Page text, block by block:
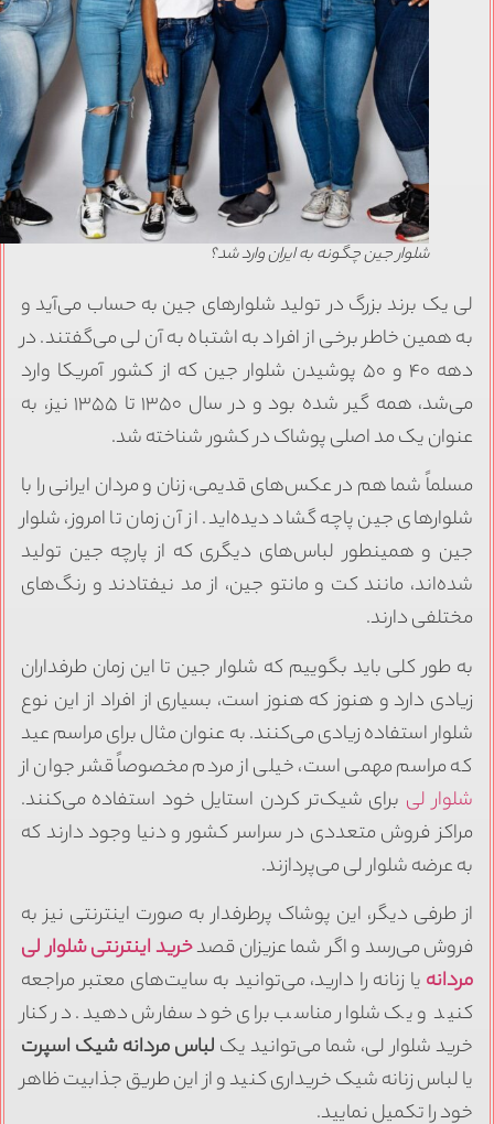
شلوار جین چگونه به ایران وارد شد؟
یک برند بزرگ در تولید شلوارهای جین به حساب می‌آید و
همین خاطر برخی از افراد به اشتباه به آن لی می‌گفتند. در
دهه ۴۰ و ۵۰ پوشیدن شلوار جین که از کشور آمریکا وارد
می‌شد، همه گیر شده بود و در سال ۱۳۵۰ تا ۱۳۵۵ نیز، به
یک مد اصلی پوشاک در کشور شناخته شد.
شما هم در عکس‌های قدیمی، زنان و مردان ایرانی را با
جین پاچه گشاد دیده‌اید. از آن زمان تا امروز، شلوار
و همینطور لباس‌های دیگری که از پارچه جین تولید
مانند کت و مانتو جین، از مد نیفتادند و رنگ‌های
دارند.
طور کلی باید بگوییم که شلوار جین تا این زمان طرفداران
دارد و هنوز که هنوز است، بسیاری از افراد از این نوع
استفاده زیادی می‌کنند. به عنوان مثال برای مراسم عید
که مراسم مهمی است، خیلی از مردم مخصوصاً قشر جوان از
لیبرای شیک‌تر کردن استایل خود استفاده می‌کنند.
فروش متعددی در سراسر کشور و دنیا وجود دارند که
عرضه شلوار لی می‌پردازند.
طرفی دیگر، این پوشاک پرطرفدار به صورت اینترنتی نیز به
می‌رسد و اگر شما عزیزان قصدخرید اینترنتی شلوار لی
یا زنانه را دارید، می‌توانید به سایت‌های معتبر مراجعه
و یک شلوار مناسب برای خود سفارش دهید. در کنار
شلوار لی، شما می‌توانید یکلباس مردانه شیک اسپرت
لباس زنانه شیک خریداری کنید و از این طریق جذابیت ظاهر
را تکمیل نمایید.